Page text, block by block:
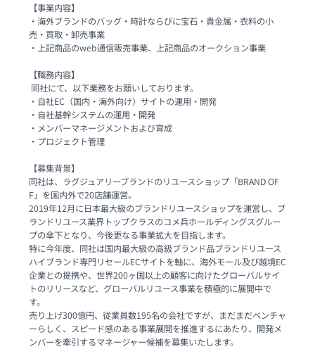
【事業内容】
・海外ブランドのバッグ・時計ならびに宝石・貴金属・衣料の小
売・買取・卸売事業
・上記商品のweb通信販売事業、上記商品のオークション事業
【職務内容】
・自社EC（国内・海外向け）サイトの運用・開発
・自社基幹システムの運用・開発
・メンバーマネージメントおよび育成
・プロジェクト管理
【募集背景】
同社は、ラグジュアリーブランドのリユースショップ「BRAND OF
F」を国内外で20店舗運営。
2019年12月に日本最大級のブランドリユースショップを運営し、ブ
ランドリユース業界トップクラスのコメ兵ホールディングスグルー
プの傘下となり、今後更なる事業拡大を目指します。
特に今年度、同社は国内最大級の高級ブランド品ブランドリユース
ハイブランド専門リセールECサイトを軸に、海外モール及び越境EC
企業との提携や、世界200ヶ国以上の顧客に向けたグローバルサイ
トのリリースなど、グローバルリユース事業を積極的に展開中で
す。
売り上げ300億円、従業員数195名の会社ですが、まだまだベンチャ
ーらしく、スピード感のある事業展開を推進するにあたり、開発メ
ンバーを牽引するマネージャー候補を募集いたします。